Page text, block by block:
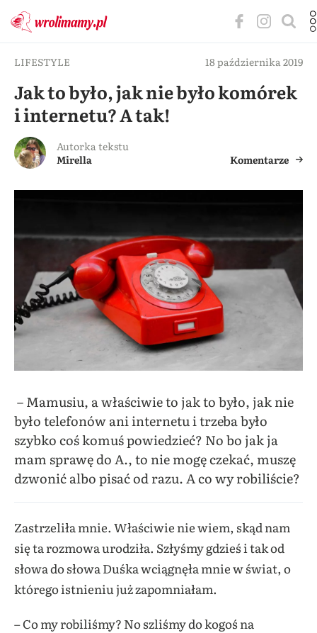
LIFESTYLE 18 października 2019
Jak to było, jak nie było komórek
i internetu? A tak!
Autorka tekstu
Mirella
Komentarze
– Mamusiu, a właściwie to jak to było, jak nie
było telefonów ani internetu i trzeba było
szybko coś komuś powiedzieć? No bo jak ja
mam sprawę do A., to nie mogę czekać, muszę
dzwonić albo pisać od razu. A co wy robiliście?
Zastrzeliła mnie. Właściwie nie wiem, skąd nam
się ta rozmowa urodziła. Szłyśmy gdzieś i tak od
słowa do słowa Duśka wciągnęła mnie w świat, o
którego istnieniu już zapomniałam.
– Co my robiliśmy? No szliśmy do kogoś na